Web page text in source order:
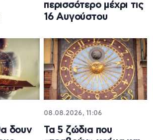
περισσότερο μέχρι τις
16 Αυγούστου
δουν
08.08.2026, 11:06
Τα 5 ζώδια που